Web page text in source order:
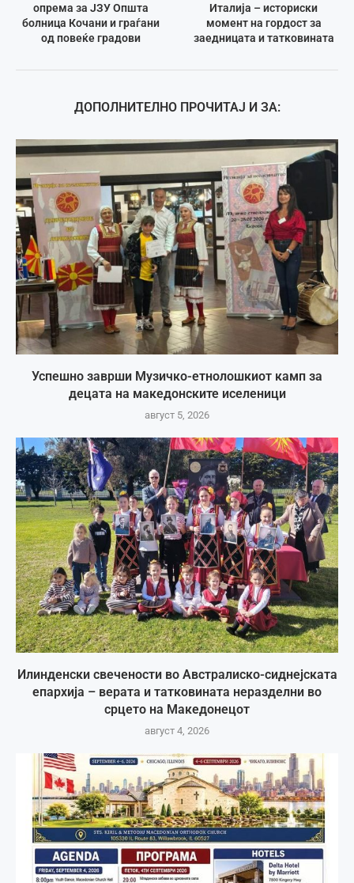
опрема за ЈЗУ Општа
болница Кочани и граѓани
од повеќе градови
Италија – историски
момент на гордост за
заедницата и татковината
ДОПОЛНИТЕЛНО ПРОЧИТАЈ И ЗА:
Успешно заврши Музичко-етнолошкиот камп за
децата на македонските иселеници
август 5, 2026
Илинденски свечености во Австралиско-сиднејската
епархија – верата и татковината неразделни во
срцето на Македонецот
август 4, 2026